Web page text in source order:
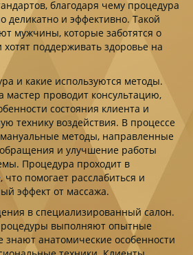
благодаря чему процедура
деликатно и эффективно. Такой
мужчины, которые заботятся о
поддерживать здоровье на
и какие используются методы.
мастер проводит консультацию,
состояния клиента и
технику воздействия. В процессе
методы, направленные
и улучшение работы
Процедура проходит в
помогает расслабиться и
эффект от массажа.
в специализированный салон.
выполняют опытные
знают анатомические особенности